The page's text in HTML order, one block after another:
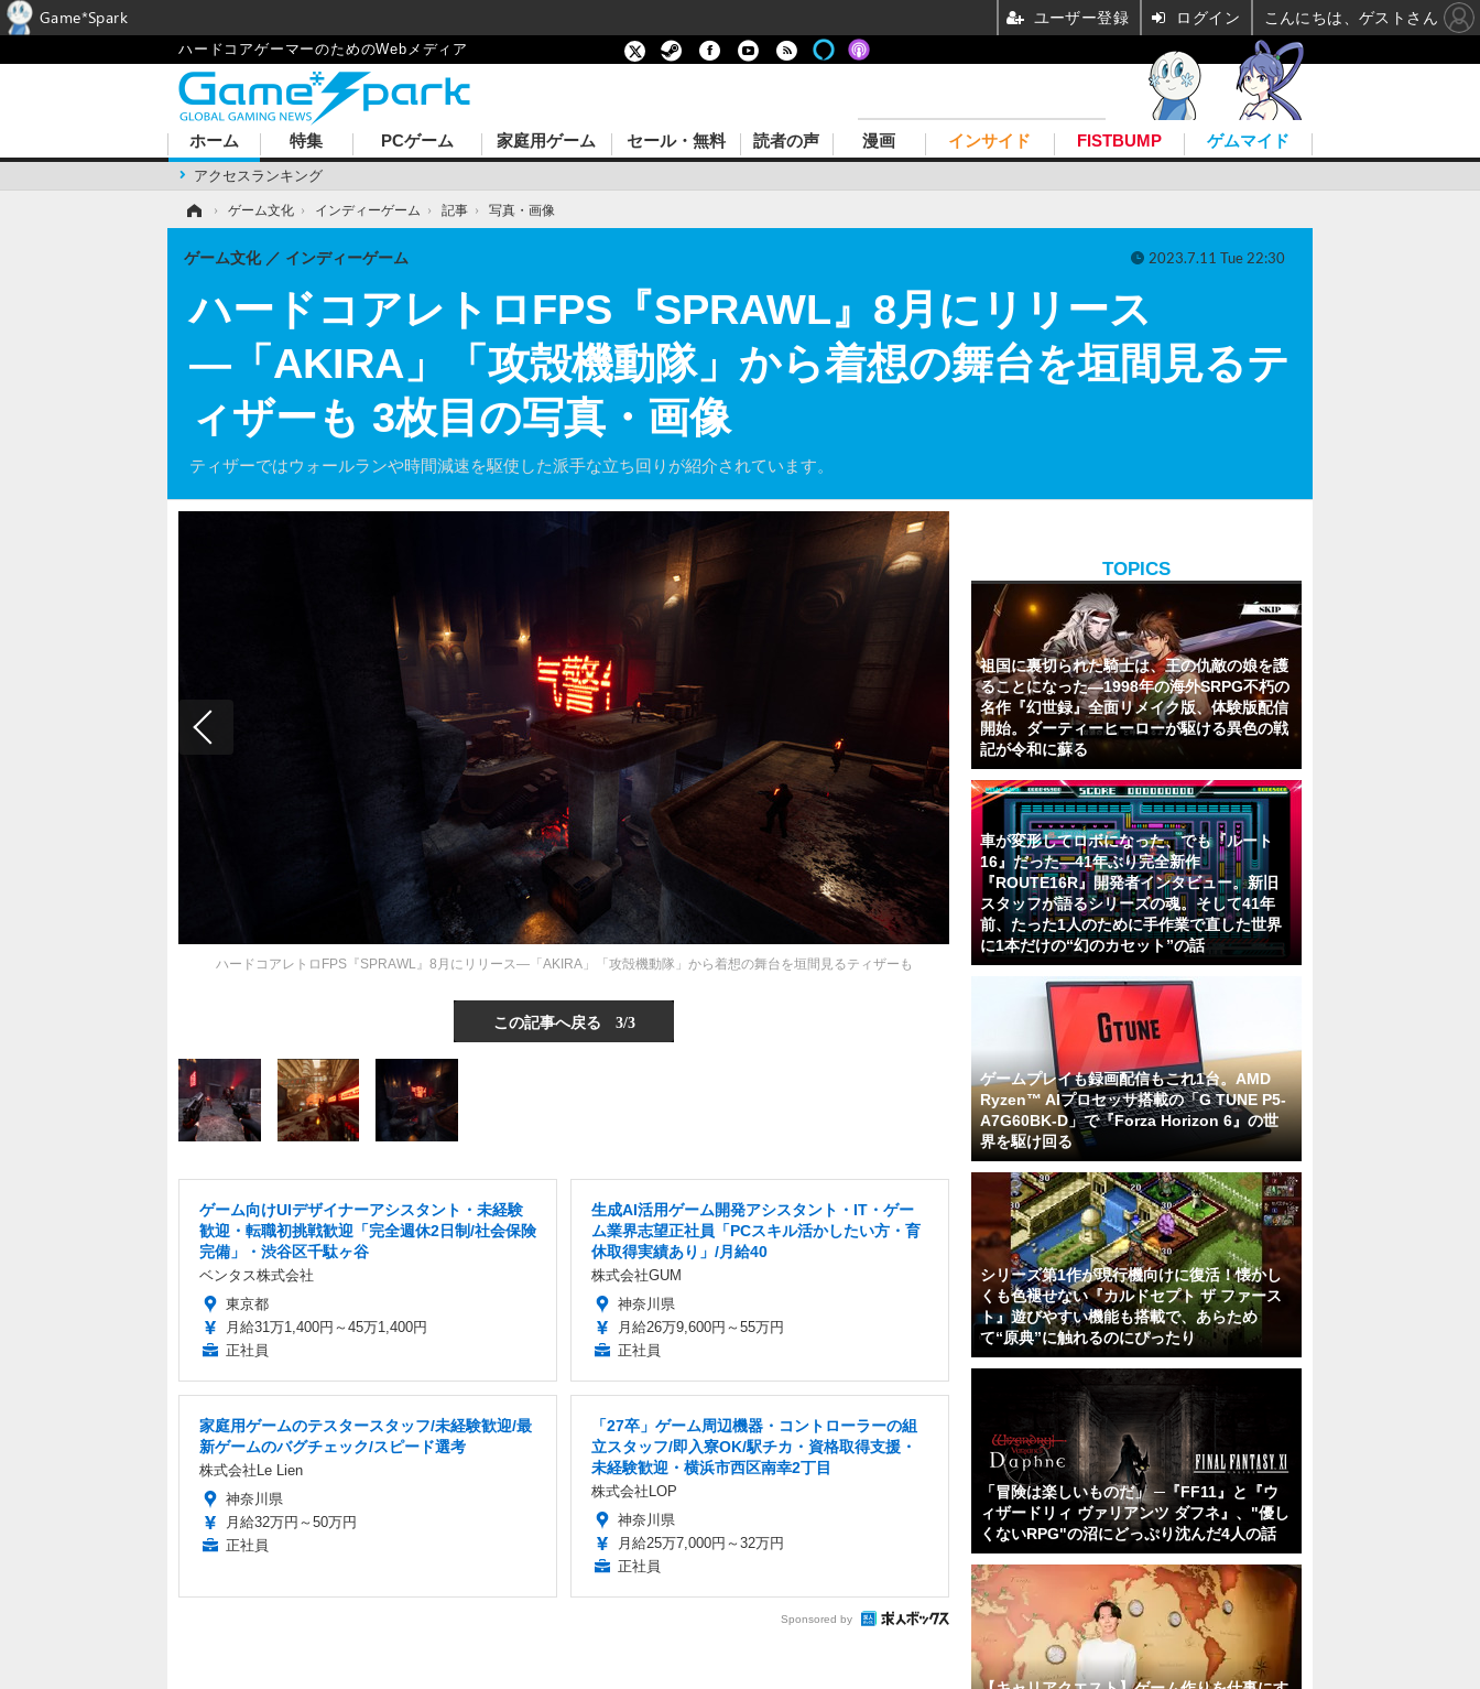
ハードコアゲーマーのためのWebメディア
ホーム
アクセスランキング
特集 PCゲーム 家庭用ゲーム セール・無料 読者の声 漫画 インサイド FISTBUMP ゲムマイド
› ゲーム文化 › インディーゲーム › 記事 › 写真・画像
ハードコアレトロFPS『SPRAWL』8月にリリース
―「AKIRA」「攻殻機動隊」から着想の舞台を垣間見るテ
ィザーも 3枚目の写真・画像
ティザーではウォールランや時間減速を駆使した派手な立ち回りが紹介されています。
ゲーム文化 インディーゲーム 2023.7.11 Tue 22:30
ハードコアレトロFPS『SPRAWL』8月にリリース―「AKIRA」「攻殻機動隊」から着想の舞台を垣間見るティザーも
この記事へ戻る 3/3
ゲーム向けUIデザイナーアシスタント・未経験
歓迎・転職初挑戦歓迎「完全週休2日制/社会保険
完備」・渋谷区千駄ヶ谷
ベンタス株式会社
東京都
月給31万1,400円～45万1,400円
正社員
生成AI活用ゲーム開発アシスタント・IT・ゲー
ム業界志望正社員「PCスキル活かしたい方・育
休取得実績あり」/月給40
株式会社GUM
神奈川県
月給26万9,600円～55万円
正社員
家庭用ゲームのテスタースタッフ/未経験歓迎/最
新ゲームのバグチェック/スピード選考
株式会社Le Lien
神奈川県
月給32万円～50万円
正社員
「27卒」ゲーム周辺機器・コントローラーの組
立スタッフ/即入寮OK/駅チカ・資格取得支援・
未経験歓迎・横浜市西区南幸2丁目
株式会社LOP
神奈川県
月給25万7,000円～32万円
正社員
Sponsored by
TOPICS
祖国に裏切られた騎士は、王の仇敵の娘を護
ることになった―1998年の海外SRPG不朽の
名作『幻世録』全面リメイク版、体験版配信
開始。ダーティーヒーローが駆ける異色の戦
記が令和に蘇る
車が変形してロボになった、でも『ルート
16』だった―41年ぶり完全新作
『ROUTE16R』開発者インタビュー。新旧
スタッフが語るシリーズの魂。そして41年
前、たった1人のために手作業で直した世界
に1本だけの“幻のカセット”の話
ゲームプレイも録画配信もこれ1台。AMD
Ryzen™ AIプロセッサ搭載の「G TUNE P5-
A7G60BK-D」で『Forza Horizon 6』の世
界を駆け回る
シリーズ第1作が現行機向けに復活！懐かし
くも色褪せない『カルドセプト ザ ファース
ト』遊びやすい機能も搭載で、あらため
て“原典”に触れるのにぴったり
「冒険は楽しいものだ」 ─『FF11』と『ウ
ィザードリィ ヴァリアンツ ダフネ』、"優し
くないRPG"の沼にどっぷり沈んだ4人の話
Game*Spark ユーザー登録 ログイン こんにちは、ゲストさん